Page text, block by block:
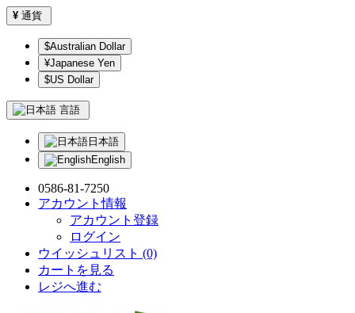
¥ 通貨
$Australian Dollar
¥Japanese Yen
$US Dollar
言語
日本語
English
0586-81-7250
アカウント情報
アカウント登録
ログイン
ウイッシュリスト (0)
カートを見る
レジへ進む